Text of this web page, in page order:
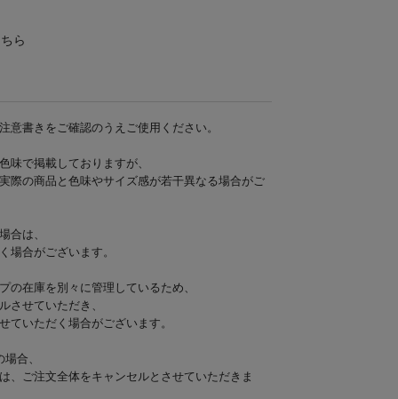
ら
書きをご確認のうえご使用ください。
味で掲載しておりますが、
際の商品と色味やサイズ感が若干異なる場合がご
合は、
場合がございます。
の在庫を別々に管理しているため、
させていただき、
ていただく場合がございます。
合、
、ご注文全体をキャンセルとさせていただきま